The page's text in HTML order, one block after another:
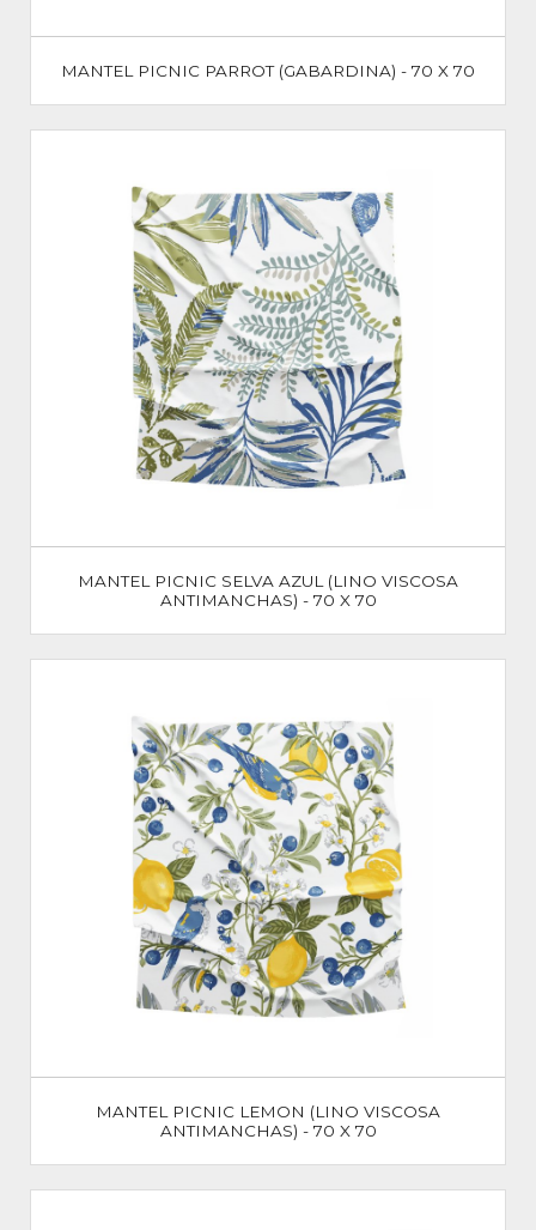
MANTEL PICNIC PARROT (GABARDINA) - 70 X 70
MANTEL PICNIC SELVA AZUL (LINO VISCOSA
ANTIMANCHAS) - 70 X 70
MANTEL PICNIC LEMON (LINO VISCOSA
ANTIMANCHAS) - 70 X 70